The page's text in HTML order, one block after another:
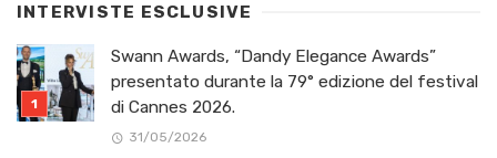
INTERVISTE ESCLUSIVE
Swann Awards, “Dandy Elegance Awards”
presentato durante la 79° edizione del festival
di Cannes 2026.
31/05/2026